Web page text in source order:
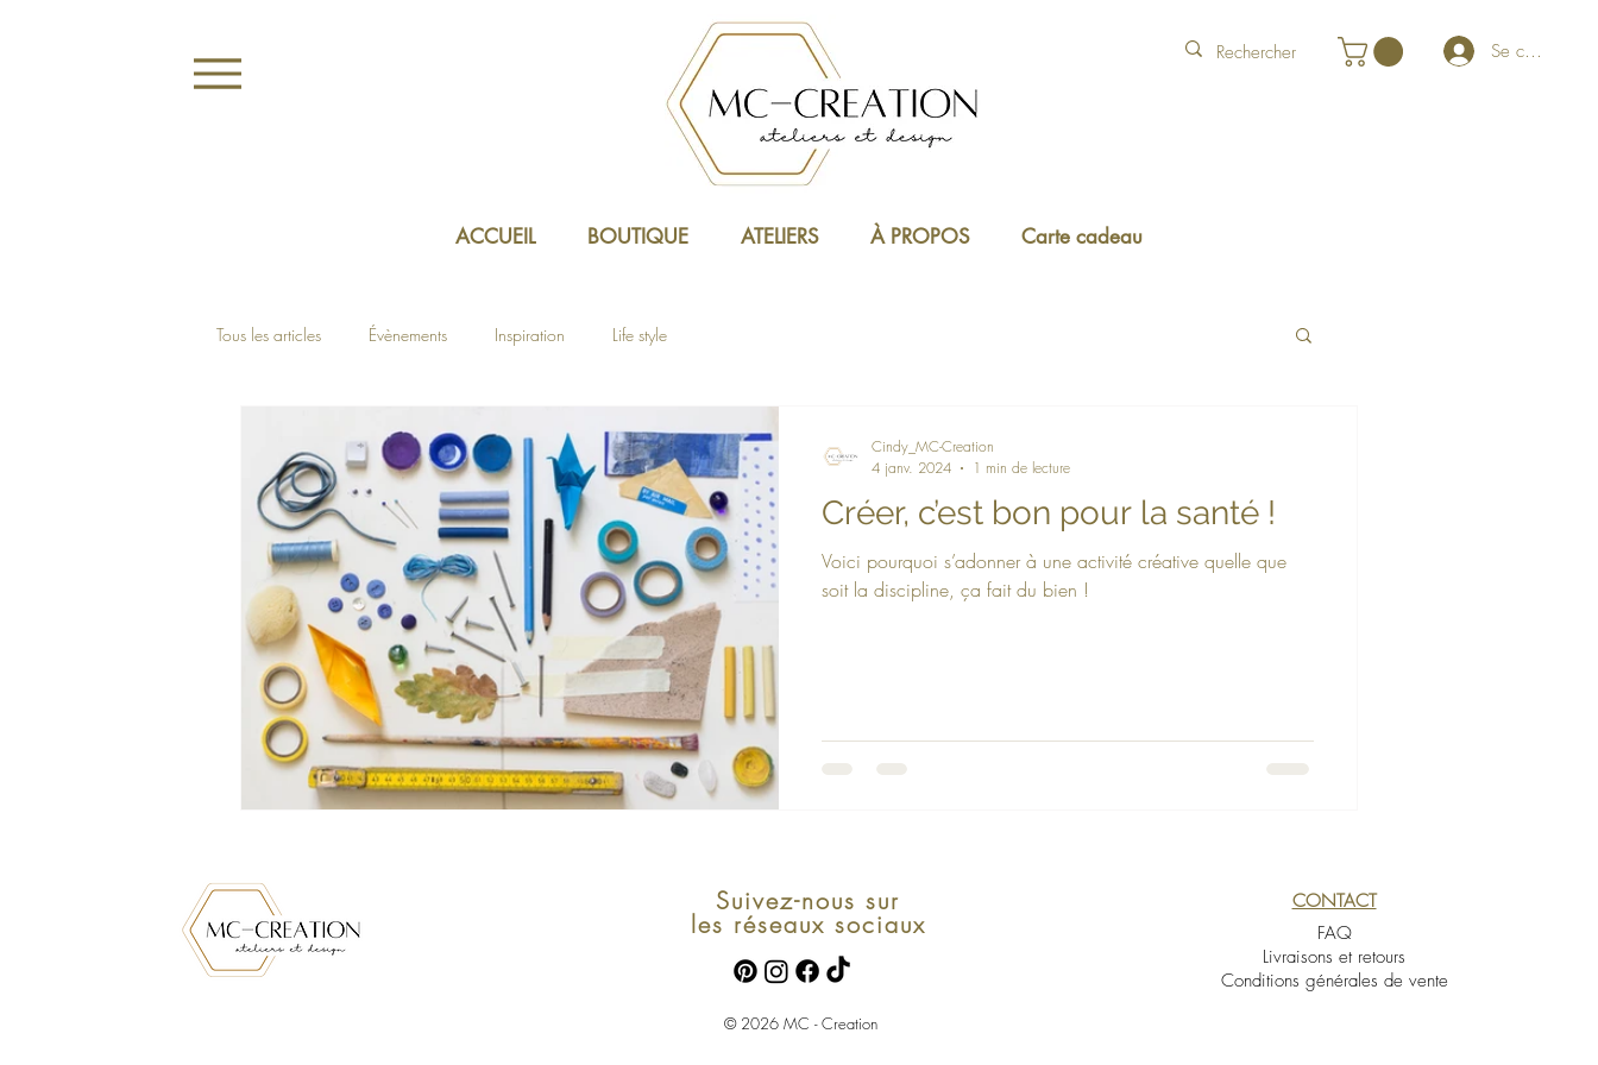
ACCUEIL BOUTIQUE ATELIERS À PROPOS Carte cadeau
Se connecter
Tous les articles Évènements Inspiration Life style
Créer, c’est bon pour la santé !
Voici pourquoi s’adonner à une activité créative quelle que
soit la discipline, ça fait du bien !
Cindy_MC-Creation
4 janv. 2024
1 min de lecture
Suivez-nous sur
les réseaux sociaux
CONTACT
FAQ
Livraisons et retours
Conditions générales de vente
© 2026 MC - Creation